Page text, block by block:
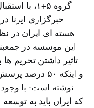
گروه ۵+۱،
خبرگزاری ایرنا
هسته ای ایران در
این موسسه در
و اینکه ۵۰
که ایران باید به